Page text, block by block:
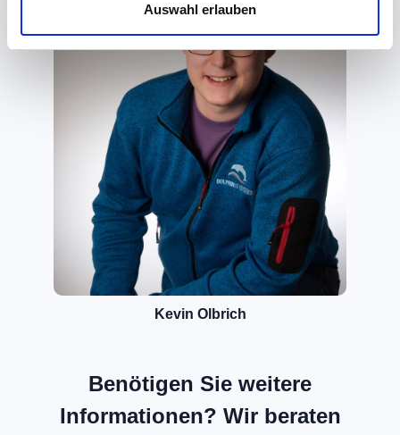
Auswahl erlauben
Kevin Olbrich
Benötigen Sie weitere
Informationen? Wir beraten